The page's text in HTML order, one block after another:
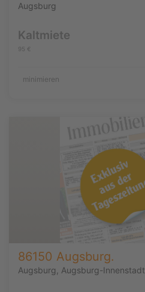
Augsburg
Kaltmiete
95 €
minimieren
86150 Augsburg.
Augsburg, Augsburg-Innenstadt